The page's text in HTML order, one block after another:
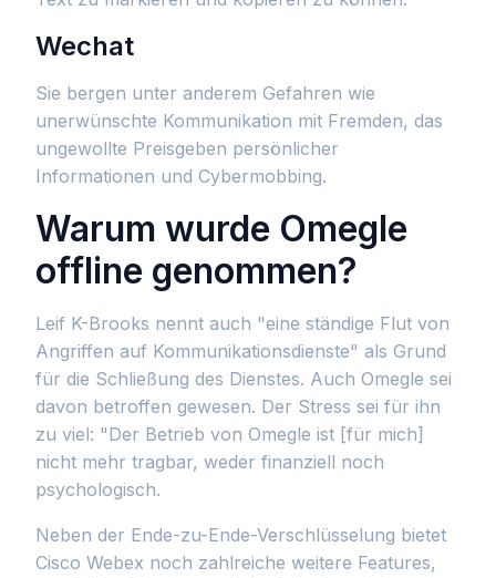
Wechat
Sie bergen unter anderem Gefahren wie
unerwünschte Kommunikation mit Fremden, das
ungewollte Preisgeben persönlicher
Informationen und Cybermobbing.
Warum wurde Omegle
offline genommen?
Leif K-Brooks nennt auch "eine ständige Flut von
Angriffen auf Kommunikationsdienste" als Grund
für die Schließung des Dienstes. Auch Omegle sei
davon betroffen gewesen. Der Stress sei für ihn
zu viel: "Der Betrieb von Omegle ist [für mich]
nicht mehr tragbar, weder finanziell noch
psychologisch.
Neben der Ende-zu-Ende-Verschlüsselung bietet
Cisco Webex noch zahlreiche weitere Features,